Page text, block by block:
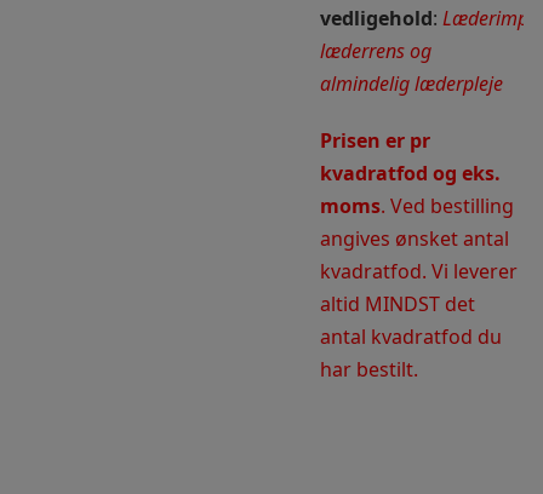
vedligehold:
læderrens og
almindelig læderpleje
Prisen er pr
kvadratfod og eks.
moms. Ved bestilling
angives ønsket antal
kvadratfod. Vi leverer
altid MINDST det
antal kvadratfod du
har bestilt.